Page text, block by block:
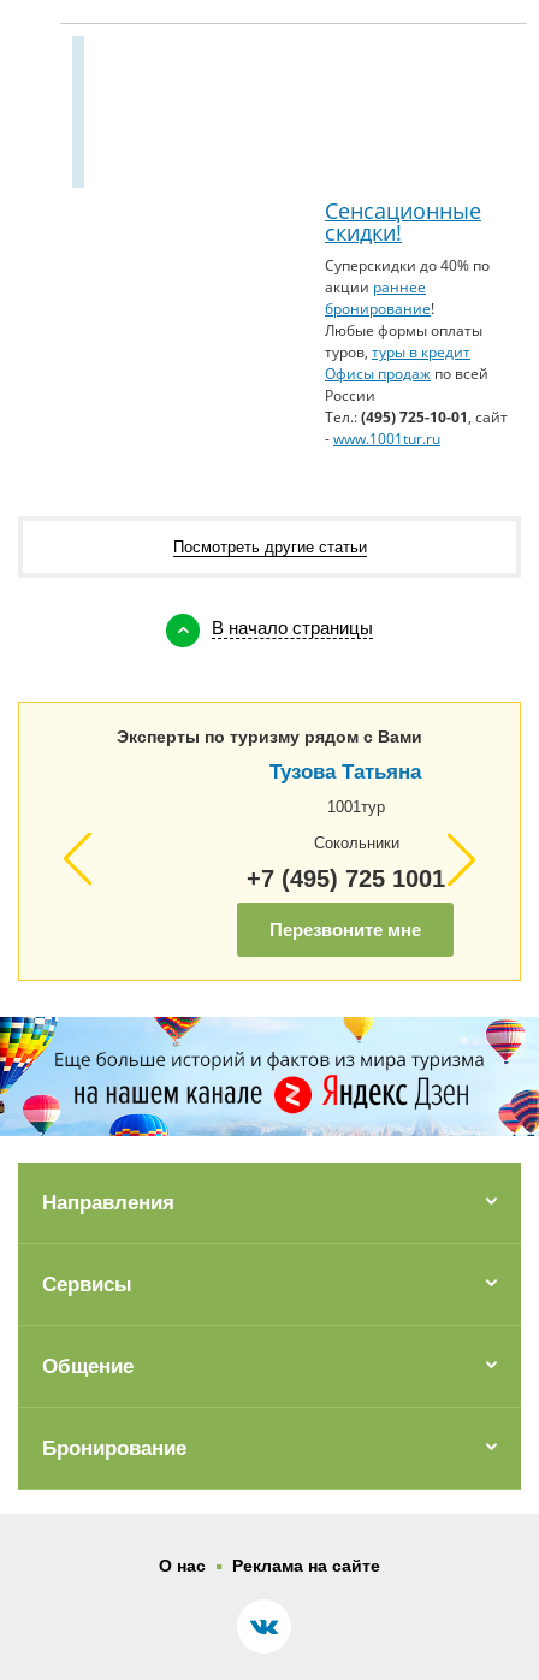
Сенсационные
скидки!
Суперскидки до 40% по
акции раннее
бронирование!
Любые формы оплаты
туров, туры в кредит
Офисы продаж по всей
России
Тел.:(495) 725-10-01, сайт
-www.1001tur.ru
Посмотреть другие статьи
В начало страницы
Эксперты по туризму рядом с Вами
Тузова Татьяна
1001тур
Сокольники
+7 (495) 725 1001
Перезвоните мне
Направления
Сервисы
Общение
Бронирование
О нас . Реклама на сайте